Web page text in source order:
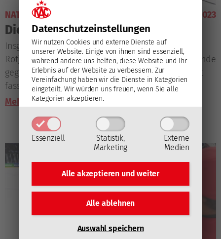
Datenschutz­einstellungen
Wir nutzen Cookies und externe Dienste auf
unserer Website. Einige von ihnen sind essenziell,
während andere uns helfen, diese Website und Ihr
Erlebnis auf der Website zu verbessern. Zur
Vereinfachung haben wir die Dienste in Kategorien
eingeteilt. Wir würden uns freuen, wenn Sie alle
Kategorien akzeptieren.
Essenziell
Statistik,
Marketing
Externe
Medien
Alle akzeptieren undweiter
Alle ablehnen
Auswahl speichern
NATIONALTEAM 28. Mai 2023
Die Eishockey-WM aus KAC-Sicht
Insgesamt sieben Spieler aus dem Kader der
Rotjacken 2022/23 waren bei der am Sonntag zu Ende
gegangenen A-Weltmeisterschaft im Einsatz, kac.at
fasst das Turnier aus rot-weißer Perspektive
zusammen.
Mehr lesen